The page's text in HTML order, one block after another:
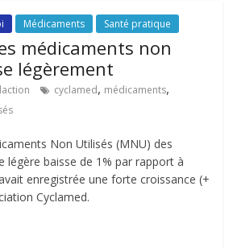
Médicaments Santé pratique
médicaments non
légèrement
cyclamed, médicaments,
Non Utilisés (MNU) des
légère baisse de 1% par rapport à
enregistrée une forte croissance (+
Cyclamed.